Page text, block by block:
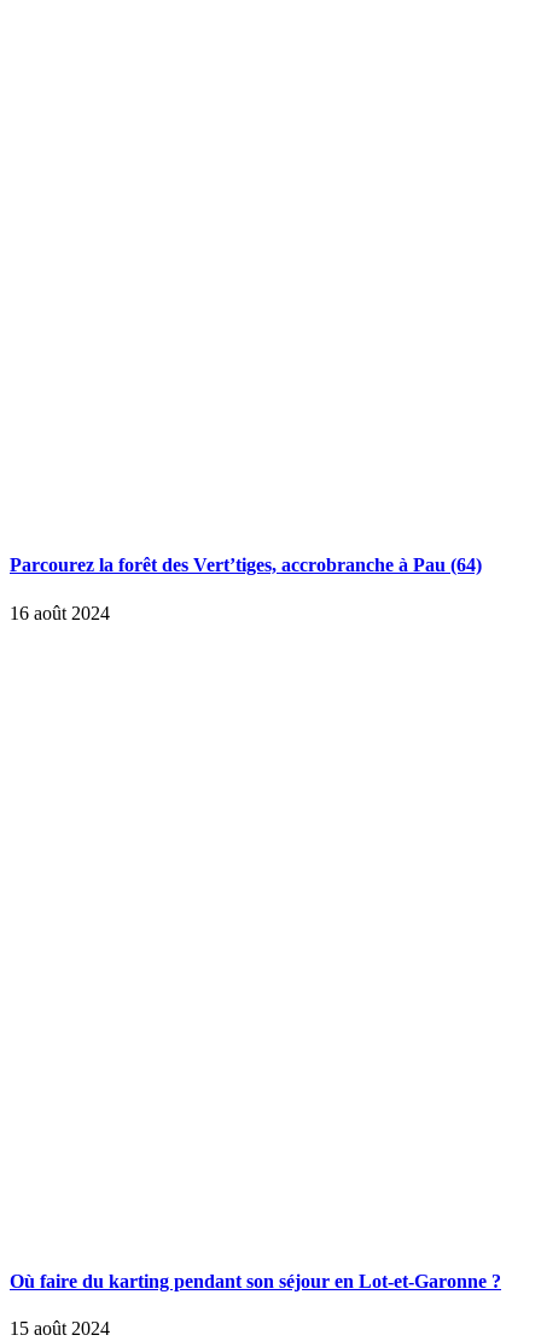
Parcourez la forêt des Vert’tiges, accrobranche à Pau (64)
16 août 2024
Où faire du karting pendant son séjour en Lot-et-Garonne ?
15 août 2024